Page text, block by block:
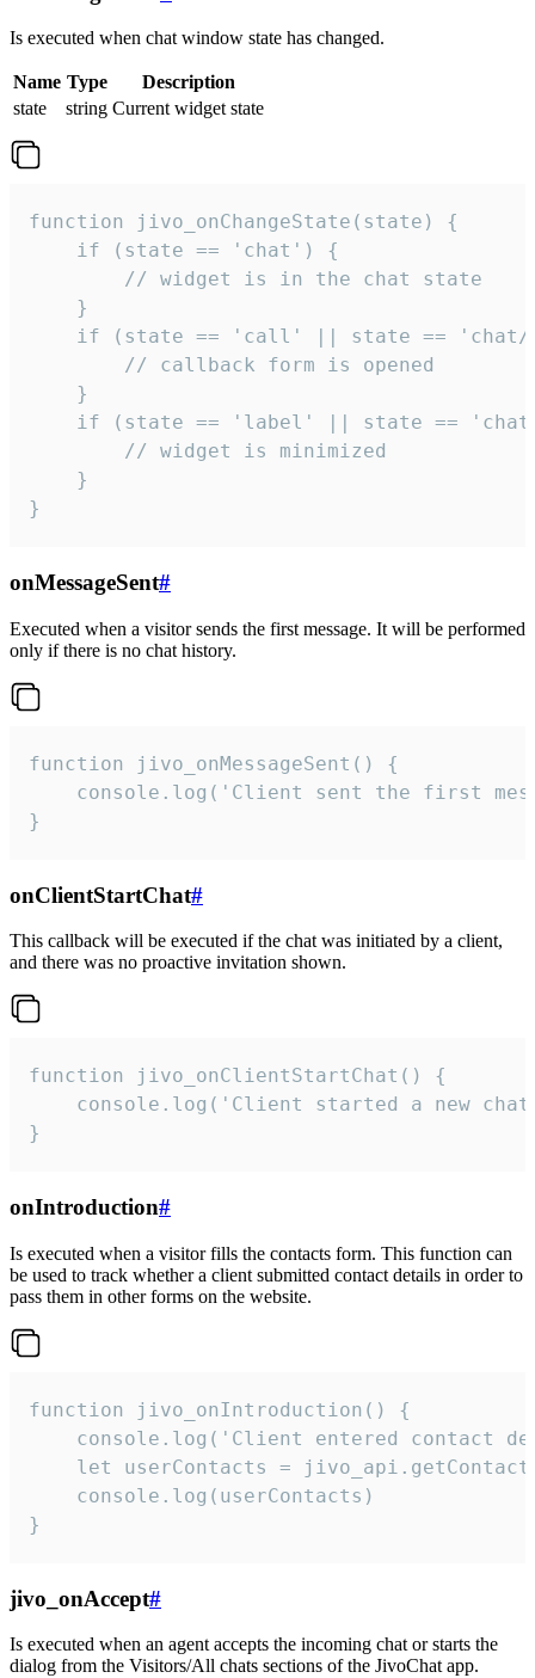
Is executed when chat window state has changed.
Name Type
Description
state
string Current widget state
function jivo_onChangeState(state) {
    if (state == 'chat') {
        // widget is in the chat state
    }
if (state == 'call' || state ==
        // callback form is opened
    }
if (state == 'label' || state ==
        // widget is minimized
    }
}
onMessageSent#
Executed when a visitor sends the first message. It will be performed
only if there is no chat history.
function jivo_onMessageSent() {
console.log('Client sent the first
}
onClientStartChat#
This callback will be executed if the chat was initiated by a client,
and there was no proactive invitation shown.
function jivo_onClientStartChat() {
console.log('Client started a new
}
onIntroduction#
Is executed when a visitor fills the contacts form. This function can
be used to track whether a client submitted contact details in order to
pass them in other forms on the website.
function jivo_onIntroduction() {
console.log('Client entered contact
let userContacts =
    console.log(userContacts)
}
jivo_onAccept#
Is executed when an agent accepts the incoming chat or starts the
dialog from the Visitors/All chats sections of the JivoChat app.